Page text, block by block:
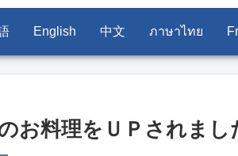
English 中文 ภาษาไทย
お料理をＵＰされまし